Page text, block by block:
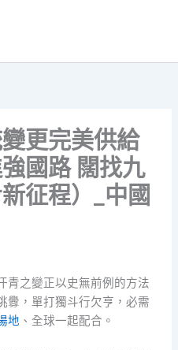
更完美供給
國路 闊找九
征程）_中國
青之變正以史無前例的方法
釁，單打獨斗行欠亨，必需
地 、全球一起配合。